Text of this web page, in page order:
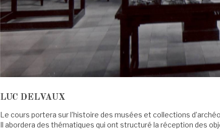
LUC DELVAUX
Le cours portera sur l’histoire des musées et collections
Il abordera des thématiques qui ont structuré la réception des